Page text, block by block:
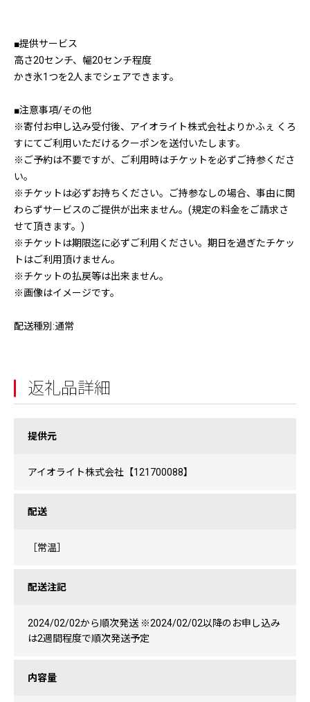
■提供サービス
高さ20センチ、幅20センチ程度
かき氷1つを2人までシェアできます。
■注意事項/その他
※寄付お申し込み受付後、アイオライト株式会社よりかふぇ くろ
すにてご利用いただけるクーポンを送付いたします。
※ご予約は不要ですが、ご利用時はチケットを必ずご持参くださ
い。
※チケットは必ずお持ちください。ご持参なしの場合、事由に関
わらずサービスのご提供が出来ません。(規定の料金をご請求さ
せて頂きます。)
※チケットは期限迄に必ずご利用ください。期日を過ぎたチケッ
トはご利用頂けません。
※チケットの払戻等は出来ません。
※画像はイメージです。
配送種別:通常
返礼品詳細
提供元
アイオライト株式会社【121700088】
配送
［常温］
配送注記
2024/02/02から順次発送 ※2024/02/02以降のお申し込み
は2週間程度で順次発送予定
内容量